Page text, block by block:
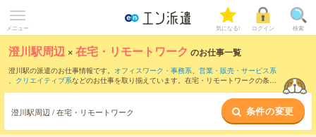
メニュー 気になる! ログイン 検索
澄川駅周辺 ×在宅・リモートワーク のお仕事一覧
澄川駅の派遣のお仕事情報です。 オフィスワーク・事務系、 営業・販売・サービス系
、 クリエイティブ系などのお仕事を取り揃えています。在宅・リモートワークの条件
澄川駅周辺 / 在宅・リモートワーク 条件の変更